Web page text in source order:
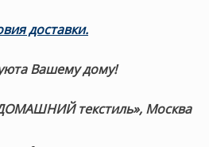
доставки.
Вашему дому!
текстиль», Москва